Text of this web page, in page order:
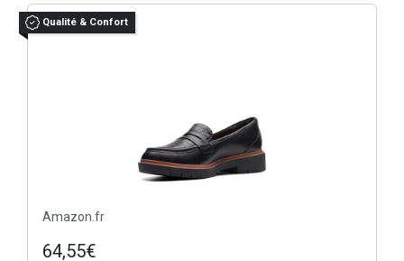
Qualité & Confort
Amazon.fr
64,55€